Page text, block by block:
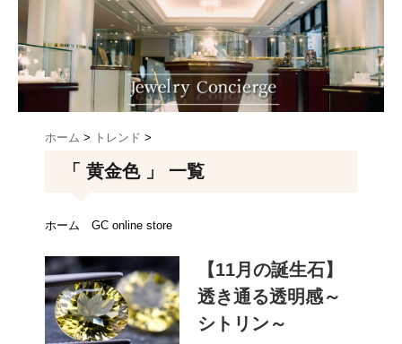
ホーム > トレンド >
「 黄金色 」 一覧
ホーム GC online store
【11月の誕生石】
透き通る透明感～
シトリン～